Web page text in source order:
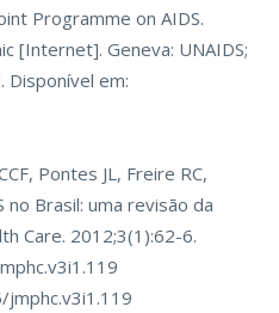
Programme on AIDS.
[Internet]. Geneva: UNAIDS;
Disponível em:
Pontes JL, Freire RC,
no Brasil: uma revisão da
Care. 2012;3(1):62-6.